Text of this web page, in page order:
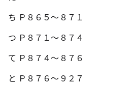
ち Ｐ８６５～８７１
つ Ｐ８７１～８７４
て Ｐ８７４～８７６
と Ｐ８７６～９２７